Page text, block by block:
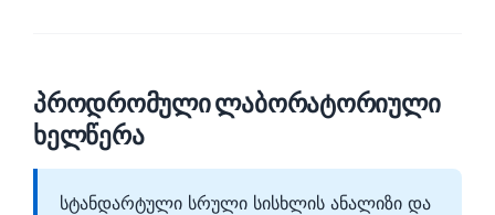
პროდრომული ლაბორატორიული
ხელწერა
სტანდარტული სრული სისხლის ანალიზი და